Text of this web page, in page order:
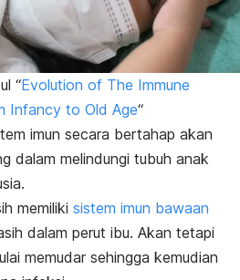
“Evolution of The Immune
Infancy to Old Age“
imun secara bertahap akan
dalam melindungi tubuh anak
memiliki sistem imun bawaan
dalam perut ibu. Akan tetapi
memudar sehingga kemudian